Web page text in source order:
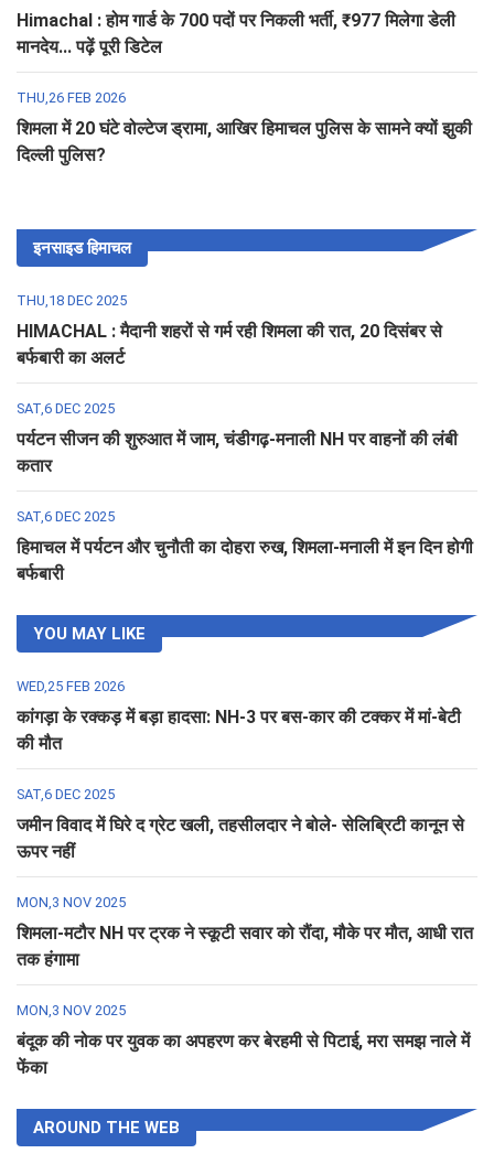
Himachal : होम गार्ड के 700 पदों पर निकली भर्ती, ₹977 मिलेगा डेली
मानदेय... पढ़ें पूरी डिटेल
THU,26 FEB 2026
शिमला में 20 घंटे वोल्टेज ड्रामा, आखिर हिमाचल पुलिस के सामने क्यों झुकी
दिल्ली पुलिस?
इनसाइड हिमाचल
THU,18 DEC 2025
HIMACHAL : मैदानी शहरों से गर्म रही शिमला की रात, 20 दिसंबर से
बर्फबारी का अलर्ट
SAT,6 DEC 2025
पर्यटन सीजन की शुरुआत में जाम, चंडीगढ़-मनाली NH पर वाहनों की लंबी
कतार
SAT,6 DEC 2025
हिमाचल में पर्यटन और चुनौती का दोहरा रुख, शिमला-मनाली में इन दिन होगी
बर्फबारी
YOU MAY LIKE
WED,25 FEB 2026
कांगड़ा के रक्कड़ में बड़ा हादसा: NH-3 पर बस-कार की टक्कर में मां-बेटी
की मौत
SAT,6 DEC 2025
जमीन विवाद में घिरे द ग्रेट खली, तहसीलदार ने बोले- सेलिब्रिटी कानून से
ऊपर नहीं
MON,3 NOV 2025
शिमला-मटौर NH पर ट्रक ने स्कूटी सवार को रौंदा, मौके पर मौत, आधी रात
तक हंगामा
MON,3 NOV 2025
बंदूक की नोक पर युवक का अपहरण कर बेरहमी से पिटाई, मरा समझ नाले में
फेंका
AROUND THE WEB